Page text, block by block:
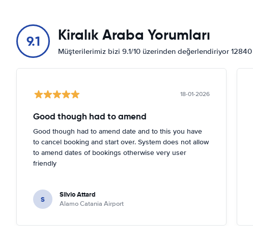
9.1 Kiralık Araba Yorumları
Müşterilerimiz bizi 9.1/10 üzerinden değerlendiriyor 12840
18-01-2026
Good though had to amend
Good though had to amend date and to this you have
to cancel booking and start over. System does not allow
to amend dates of bookings otherwise very user
friendly
S Silvio Attard
Alamo Catania Airport